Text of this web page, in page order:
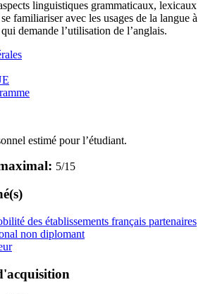
linguistiques grammaticaux, lexicaux
familiariser avec les usages de la langue à
demande l’utilisation de l’anglais.
estimé pour l’étudiant.
5/15
des établissements français partenaires
non diplomant